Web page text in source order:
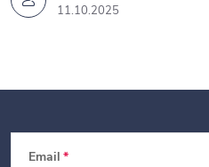
11.10.2025
Email